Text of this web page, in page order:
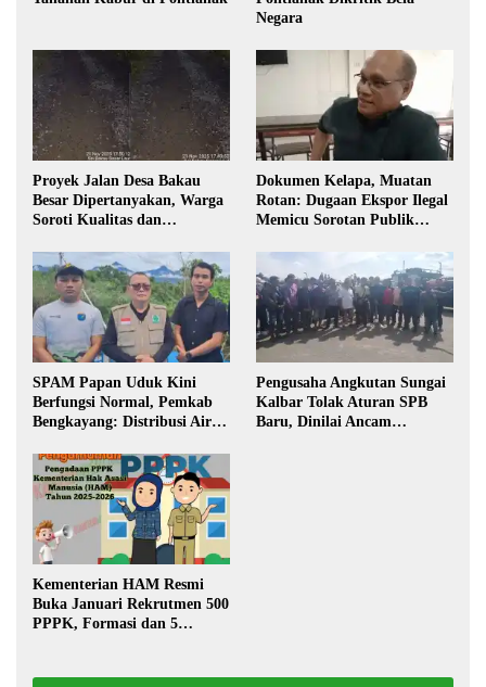
Negara
Proyek Jalan Desa Bakau
Besar Dipertanyakan, Warga
Soroti Kualitas dan
Pembangunan
Dokumen Kelapa, Muatan
Rotan: Dugaan Ekspor Ilegal
Memicu Sorotan Publik
SPAM Papan Uduk Kini
Berfungsi Normal, Pemkab
Bengkayang: Distribusi Air
Warga
Pengusaha Angkutan Sungai
Kalbar Tolak Aturan SPB
Baru, Dinilai Ancam
Kementerian HAM Resmi
Buka Januari Rekrutmen 500
PPPK, Formasi dan 5